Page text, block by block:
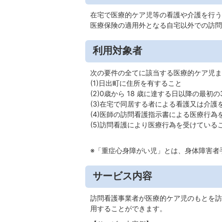
在宅で医療的ケア児等の看護や介護を行
医療保険の適用外となる自宅以外での訪
利用対象者
次の要件の全てに該当する医療的ケア児
(1)日出町に住所を有すること
(2)0歳から 18 歳に達する日以降の最初
(3)在宅で同居する者による看護又は介護
(4)医師の訪問看護指示書による医療行為
(5)訪問看護により医療行為を受けている
※「重症心身障がい児」とは、身体障害
サービス内容
訪問看護事業者が医療的ケア児のもとを
用することができます。